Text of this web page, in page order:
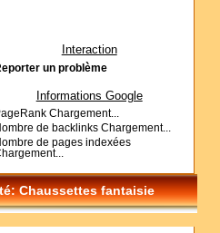
Interaction
un problème
Informations Google
Chargement...
de backlinks Chargement...
de pages indexées
Chaussettes fantaisie